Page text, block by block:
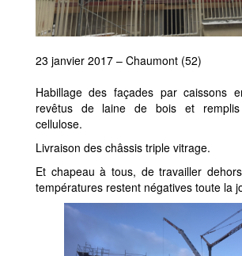
23 janvier 2017 – Chaumont (52)
Habillage des façades par caissons
revêtus de laine de bois et
cellulose.
Livraison des châssis triple vitrage.
Et chapeau à tous, de travailler
températures restent négatives toute la